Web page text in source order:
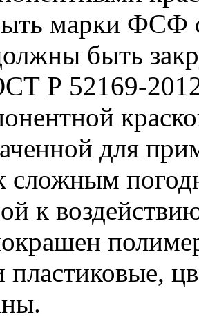
марки ФСФ
быть
Р 52169-
для
сложным
к
пластиковые,